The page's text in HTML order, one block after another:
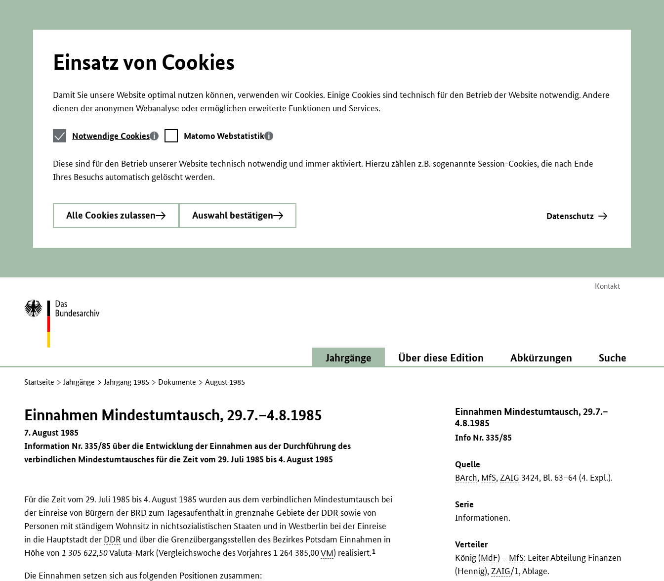
Einsatz von Cookies
Damit Sie unsere Website optimal nutzen können, verwenden wir Cookies. Einige Cookies sind technisch für den Betrieb der Website notwendig. Andere
dienen der anonymen Webanalyse oder ermöglichen erweiterte Funktionen und Services.
Notwendige
Cookies
Notwendige Cookies
Matomo
Webstatistik
Matomo Webstatistik
Diese sind für den Betrieb unserer Website technisch notwendig und immer aktiviert. Hierzu zählen z.B. sogenannte Session-Cookies, die nach Ende
Ihres Besuchs automatisch gelöscht werden.
Alle Cookies zulassen Auswahl bestätigen Datenschutz
Kontakt
Zur
Startseite
Jahrgänge Über diese Edition Abkürzungen Suche
Startseite Jahrgänge Jahrgang 1985 Dokumente August 1985
Einnahmen Mindestumtausch, 29.7.–
4.8.1985
Info Nr. 335/85
Quelle
BArch, MfS,ZAIG 3424, Bl. 63–64 (4. Expl.).
Serie
Informationen.
Verteiler
König (MdF) – MfS: Leiter Abteilung Finanzen
(Hennig),ZAIG/1, Ablage.
Einnahmen Mindestumtausch, 29.7.–4.8.1985
7. August 1985
Information Nr. 335/85 über die Entwicklung der Einnahmen aus der Durchführung des
verbindlichen Mindestumtausches für die Zeit vom 29. Juli 1985 bis 4. August 1985
Für die Zeit vom 29. Juli 1985 bis 4. August 1985 wurden aus dem verbindlichen Mindestumtausch bei
der Einreise von Bürgern der BRD zum Tagesaufenthalt in grenznahe Gebiete der DDR sowie von
Personen mit ständigem Wohnsitz in nichtsozialistischen Staaten und in Westberlin bei der Einreise
in die Hauptstadt der DDR und über die Grenzübergangsstellen des Bezirkes Potsdam Einnahmen in
Höhe von1 305 622,50Valuta-Mark (Vergleichswoche des Vorjahres 1 264 385,00VM) realisiert.1
Die Einnahmen setzen sich aus folgenden Positionen zusammen: